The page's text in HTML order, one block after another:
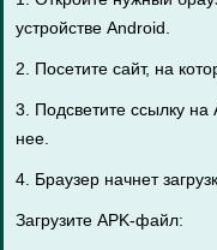
устройстве Android.
2. Посетите сайт, на
3. Подсветите ссылку
нее.
4. Браузер начнет
Загрузите APK-файл: